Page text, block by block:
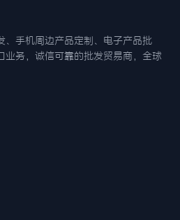
、手机周边产品定制、电子产品批
业务，诚信可靠的批发贸易商，全球